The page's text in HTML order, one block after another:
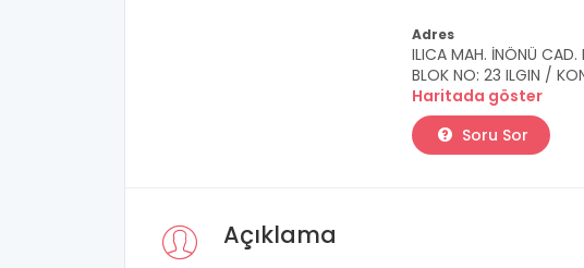
Adres
ILICA MAH. İNÖNÜ CAD.
BLOK NO: 23 ILGIN /
Haritada göster
Soru Sor
Açıklama